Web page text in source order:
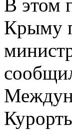
В этом
Крыму